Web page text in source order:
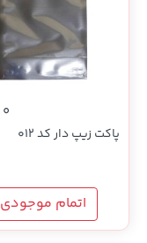
0
پاکت زیپ دار کد 012
اتمام موجودی